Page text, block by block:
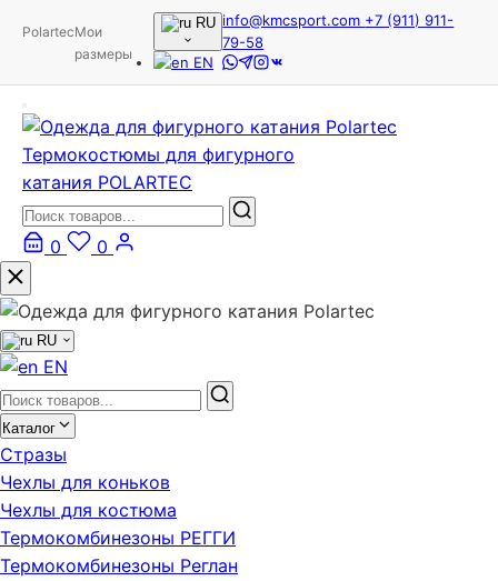
PolartecМои
размеры
RU
EN
info@kmcsport.com +7 (911) 911-
79-58
Термокостюмы для фигурного
катания POLARTEC
0 0
RU
EN
Каталог
Стразы
Чехлы для коньков
Чехлы для костюма
Термокомбинезоны РЕГГИ
Термокомбинезоны Реглан